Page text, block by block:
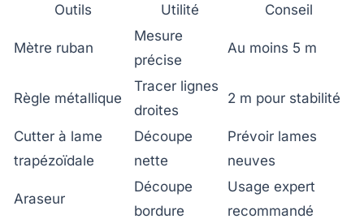
Outils Utilité Conseil
Mètre ruban
Mesure
précise
Au moins 5 m
Règle métallique
Tracer lignes
droites
2 m pour stabilité
Cutter à lame
trapézoïdale
Découpe
nette
Prévoir lames
neuves
Araseur
Découpe
bordure
Usage expert
recommandé